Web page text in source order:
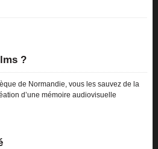
?
de Normandie, vous les sauvez de la
d’une mémoire audiovisuelle